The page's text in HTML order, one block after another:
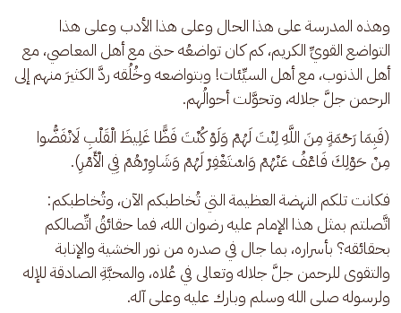
وهذه المدرسة على هذا الحال وعلى هذا الأدب وعلى هذا
التواضع القويِّ الكريم، كم كان تواضعُه حتى مع أهل المعاصي، مع
أهل الذنوب، مع أهل السيِّئات! وبتواضعه وخُلُقه ردَّ الكثيرَ منهم إلى
الرحمن جلَّ جلاله، وتحوَّلت أحوالُهم.
(فَبِمَا رَحْمَةٍ مِنَ اللَّهِ لِنْتَ لَهُمْ وَلَوْ كُنْتَ فَظًّا غَلِيظَ الْقَلْبِ لَانْفَضُّوا
مِنْ حَوْلِكَ فَاعْفُ عَنْهُمْ وَاسْتَغْفِرْ لَهُمْ وَشَاوِرْهُمْ فِي الْأَمْرِ).
فكانت تلكم النهضة العظيمة التي تُخاطبكم الآن، وتُخاطبكم:
اتَّصلتم بمثل هذا الإمام عليه رضوان الله، فما حقائقُ اتِّصالكم
بحقائقه؟ بأسراره، بما جال في صدره من نور الخشية والإنابة
والتقوى للرحمن جلَّ جلاله وتعالى في عُلاه، والمحبَّةِ الصادقة للإله
ولرسوله صلى الله وسلم وبارك عليه وعلى آله.